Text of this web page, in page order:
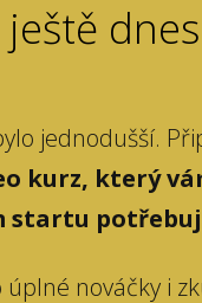
ještě
jednodušší.
kurz, který
startu
úplné nováčky i